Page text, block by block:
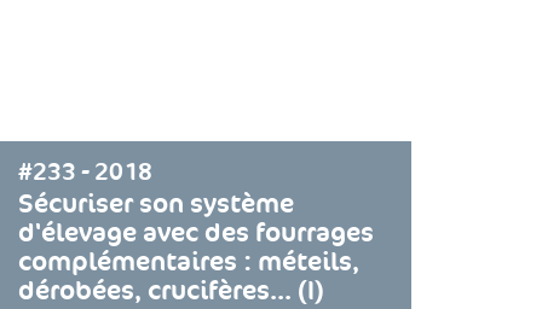
#233 - 2018
Sécuriser son système
d'élevage avec des fourrages
complémentaires : méteils,
dérobées, crucifères... (I)